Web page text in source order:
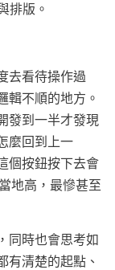
排版。
去看待操作過
輯不順的地方。
發到一半才發現
麼回到上一
個按鈕按下去會
地高，最慘甚至
同時也會思考如
有清楚的起點、